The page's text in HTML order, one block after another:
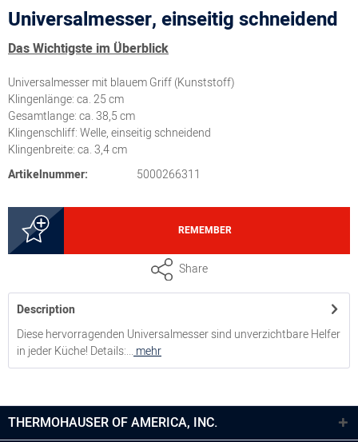
Universalmesser, einseitig schneidend
Das Wichtigste im Überblick
Universalmesser mit blauem Griff (Kunststoff)
Klingenlänge: ca. 25 cm
Gesamtlange: ca. 38,5 cm
Klingenschliff: Welle, einseitig schneidend
Klingenbreite: ca. 3,4 cm
Artikelnummer:
5000266311
REMEMBER
Share
Description
Diese hervorragenden Universalmesser sind unverzichtbare Helfer
in jeder Küche! Details:... mehr
THERMOHAUSER OF AMERICA, INC.